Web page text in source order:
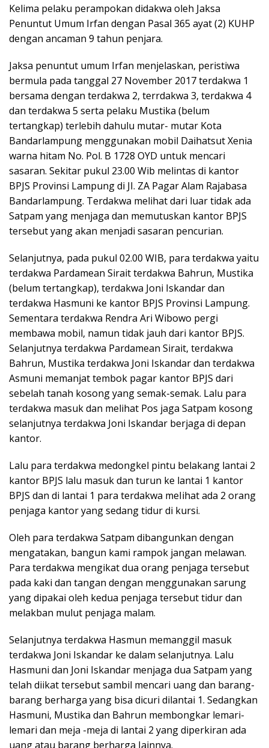
Kelima pelaku perampokan didakwa oleh Jaksa
Penuntut Umum Irfan dengan Pasal 365 ayat (2) KUHP
dengan ancaman 9 tahun penjara.
Jaksa penuntut umum Irfan menjelaskan, peristiwa
bermula pada tanggal 27 November 2017 terdakwa 1
bersama dengan terdakwa 2, terrdakwa 3, terdakwa 4
dan terdakwa 5 serta pelaku Mustika (belum
tertangkap) terlebih dahulu mutar- mutar Kota
Bandarlampung menggunakan mobil Daihatsut Xenia
warna hitam No. Pol. B 1728 OYD untuk mencari
sasaran. Sekitar pukul 23.00 Wib melintas di kantor
BPJS Provinsi Lampung di JI. ZA Pagar Alam Rajabasa
Bandarlampung. Terdakwa melihat dari luar tidak ada
Satpam yang menjaga dan memutuskan kantor BPJS
tersebut yang akan menjadi sasaran pencurian.
Selanjutnya, pada pukul 02.00 WIB, para terdakwa yaitu
terdakwa Pardamean Sirait terdakwa Bahrun, Mustika
(belum tertangkap), terdakwa Joni Iskandar dan
terdakwa Hasmuni ke kantor BPJS Provinsi Lampung.
Sementara terdakwa Rendra Ari Wibowo pergi
membawa mobil, namun tidak jauh dari kantor BPJS.
Selanjutnya terdakwa Pardamean Sirait, terdakwa
Bahrun, Mustika terdakwa Joni Iskandar dan terdakwa
Asmuni memanjat tembok pagar kantor BPJS dari
sebelah tanah kosong yang semak-semak. Lalu para
terdakwa masuk dan melihat Pos jaga Satpam kosong
selanjutnya terdakwa Joni Iskandar berjaga di depan
kantor.
Lalu para terdakwa medongkel pintu belakang lantai 2
kantor BPJS lalu masuk dan turun ke lantai 1 kantor
BPJS dan di lantai 1 para terdakwa meIihat ada 2 orang
penjaga kantor yang sedang tidur di kursi.
Oleh para terdakwa Satpam dibangunkan dengan
mengatakan, bangun kami rampok jangan melawan.
Para terdakwa mengikat dua orang penjaga tersebut
pada kaki dan tangan dengan menggunakan sarung
yang dipakai oleh kedua penjaga tersebut tidur dan
melakban mulut penjaga malam.
Selanjutnya terdakwa Hasmun memanggil masuk
terdakwa Joni Iskandar ke dalam selanjutnya. Lalu
Hasmuni dan Joni Iskandar menjaga dua Satpam yang
telah diikat tersebut sambil mencari uang dan barang-
barang berharga yang bisa dicuri dilantai 1. Sedangkan
Hasmuni, Mustika dan Bahrun membongkar lemari-
lemari dan meja -meja di lantai 2 yang diperkiran ada
uang atau barang berharga Iainnya.